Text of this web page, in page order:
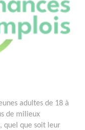
adultes de 18 à
de milieux
quel que soit leur